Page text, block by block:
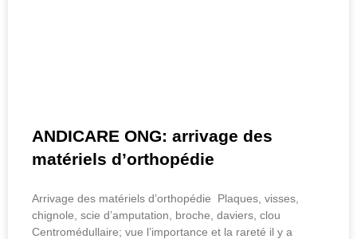
ANDICARE ONG: arrivage des
matériels d’orthopédie
Arrivage des matériels d’orthopédie Plaques, visses,
chignole, scie d’amputation, broche, daviers, clou
Centromédullaire; vue l’importance et la rareté il y a